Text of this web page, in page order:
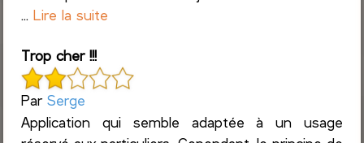
...Lire la suite
Trop cher !!!
ParSerge
Application qui semble adaptée à un usage